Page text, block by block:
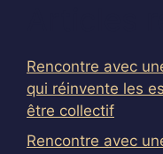
Rencontre avec
qui réinvente les
être collectif
Rencontre avec